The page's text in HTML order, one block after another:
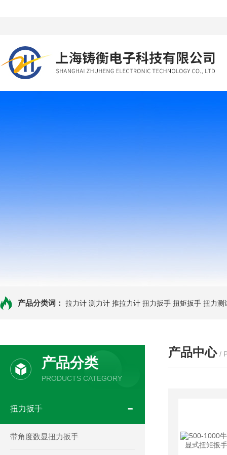
产品分类词： 拉力计 测力计 推拉力计 扭力扳手 扭矩扳手 扭力测
产品分类
PRODUCTS CATEGORY
扭力扳手
带角度数显扭力扳手
产品中心 /